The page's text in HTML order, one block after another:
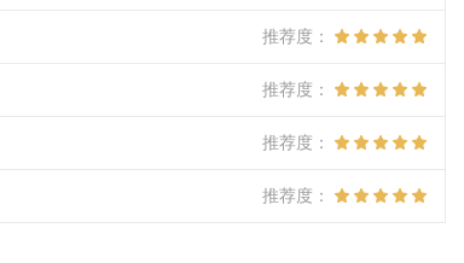
推荐度：
推荐度：
推荐度：
推荐度：